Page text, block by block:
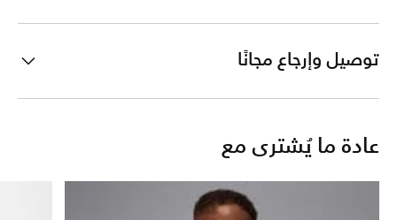
توصيل وإرجاع مجانًا
عادة ما يُشترى مع